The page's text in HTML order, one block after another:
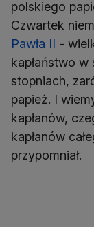
polskiego
Czwartek
Pawła II -
kapłaństwo
stopniach,
papież. I
kapłanów,
kapłanów
przypomniał.